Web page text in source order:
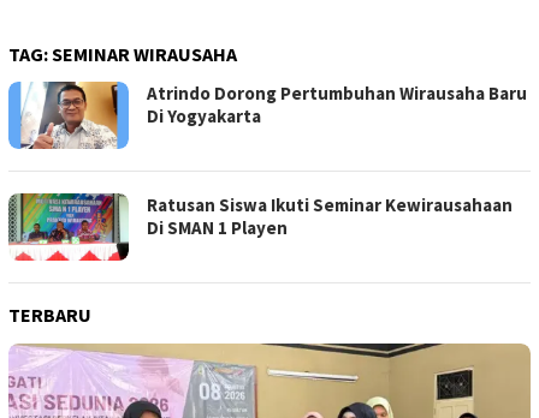
TAG:SEMINAR WIRAUSAHA
Atrindo Dorong Pertumbuhan Wirausaha Baru
Di Yogyakarta
Ratusan Siswa Ikuti Seminar Kewirausahaan
Di SMAN 1 Playen
TERBARU